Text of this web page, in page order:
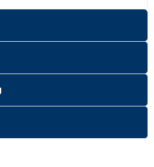
hàng made in Thailand,
phổ biến ở Nhật. Sản xuất
địa của Nhật nên chất
kém gì hàng sản xuất tại
dầu gội HS xanh lá cây trị gàu
hảo cho mái tóc của bạn.
tóc vẫn rất mềm mại. Không
tóc bị xơ chẻ ngọn.